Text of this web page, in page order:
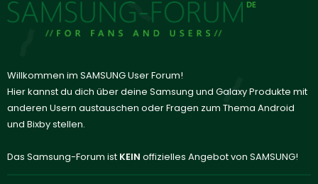
Willkommen im SAMSUNG User Forum!
Hier kannst du dich über deine Samsung und Galaxy Produkte mit
anderen Usern austauschen oder Fragen zum Thema Android
und Bixby stellen.
Das Samsung-Forum ist KEIN offizielles Angebot von SAMSUNG!